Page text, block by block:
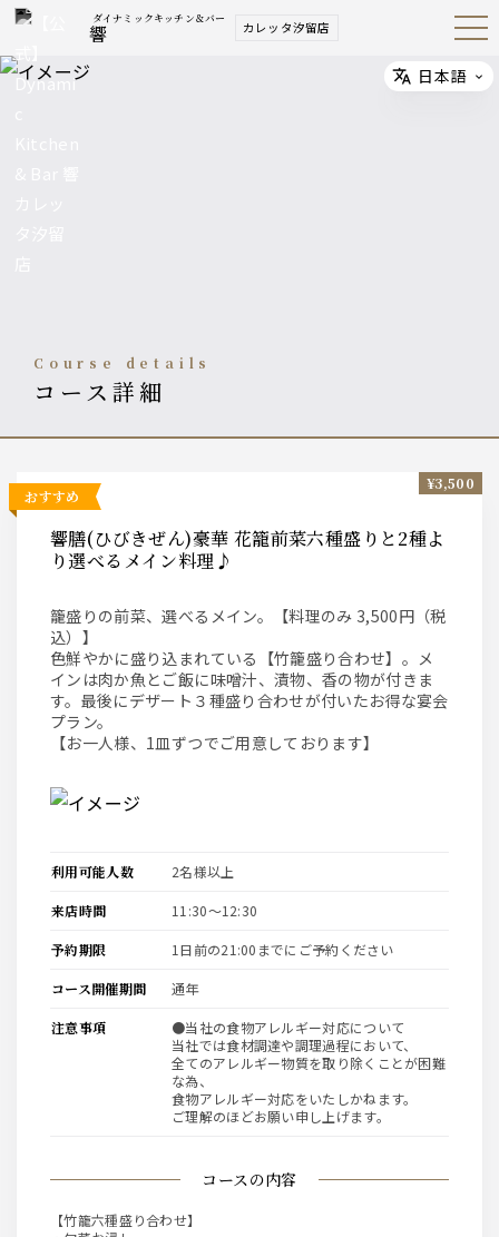
ダイナミックキッチン＆バー
響 カレッタ汐留店 Open
Navig
course details
コース詳細
おすすめ
響膳(ひびきぜん)豪華 花籠前菜六種盛りと2種よ
り選べるメイン料理♪
籠盛りの前菜、選べるメイン。【料理のみ 3,500円（税
込）】
色鮮やかに盛り込まれている【竹籠盛り合わせ】。メ
インは肉か魚とご飯に味噌汁、漬物、香の物が付きま
す。最後にデザート３種盛り合わせが付いたお得な宴会
プラン。
【お一人様、1皿ずつでご用意しております】
¥3,500
コースの内容
【竹籠六種盛り合わせ】
利用可能人数 2名様以上
来店時間 11:30〜12:30
予約期限 1日前の21:00までにご予約ください
コース開催期間 通年
注意事項
●当社の食物アレルギー対応について
当社では食材調達や調理過程において、
全てのアレルギー物質を取り除くことが困難
な為、
食物アレルギー対応をいたしかねます。
ご理解のほどお願い申し上げます。
Select
日本語